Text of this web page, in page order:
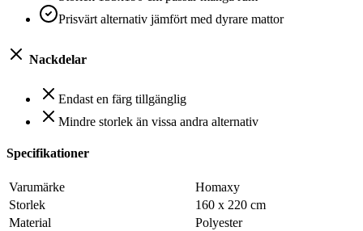
Prisvärt alternativ jämfört med dyrare mattor
Nackdelar
Endast en färg tillgänglig
Mindre storlek än vissa andra alternativ
Specifikationer
Varumärke
Homaxy
Storlek
160 x 220 cm
Material
Polyester